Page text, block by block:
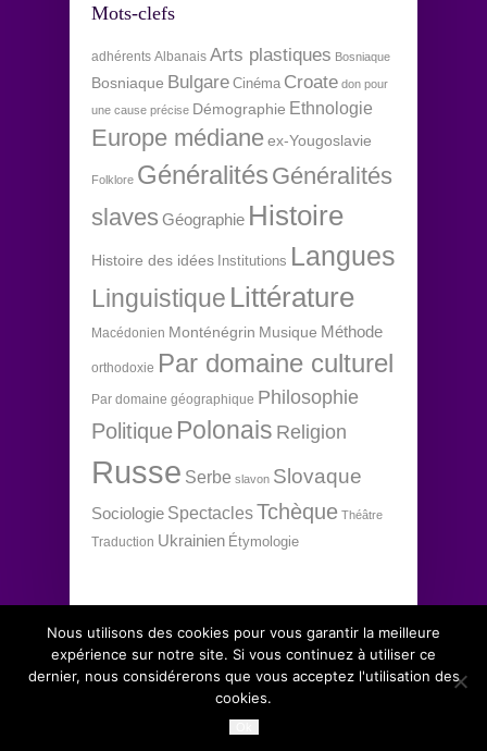
Mots-clefs
adhérents Albanais Arts plastiques Bosniaque
Bosniaque Bulgare Cinéma Croate don pour
une cause précise Démographie Ethnologie
Europe médianeex-Yougoslavie
Folklore Généralités Généralités
slaves Géographie Histoire
Histoire des idées Institutions Langues
Linguistique Littérature
Macédonien Monténégrin Musique Méthode
orthodoxie Par domaine culturel
Par domaine géographique Philosophie
Politique Polonais Religion
Russe Serbe slavon Slovaque
Sociologie SpectaclesTchèque Théâtre
Traduction Ukrainien Étymologie
Copyright 2012 Institut d'études slaves, tous
Conditions générales de vente
Nous utilisons des cookies pour vous garantir la meilleure
expérience sur notre site. Si vous continuez à utiliser ce
dernier, nous considérerons que vous acceptez l'utilisation des
cookies.